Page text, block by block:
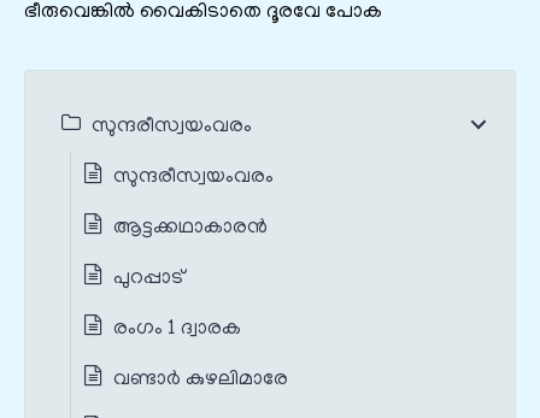
ഭീരുവെങ്കിൽ വൈകിടാതെ ദൂരവേ പോക
സുന്ദരീസ്വയംവരം
സുന്ദരീസ്വയംവരം
ആട്ടക്കഥാകാരൻ
പുറപ്പാട്
രംഗം 1 ദ്വാരക
വണ്ടാർ കുഴലിമാരേ